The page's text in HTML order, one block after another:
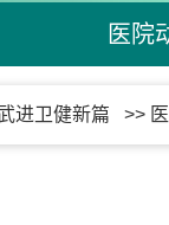
医院
进卫健新篇 >>